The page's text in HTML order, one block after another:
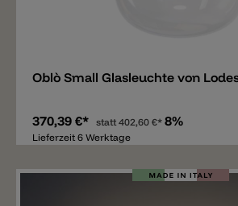
Oblò Small Glasleuchte von
370,39 €* statt402,60 €* 8%
Lieferzeit 6 Werktage